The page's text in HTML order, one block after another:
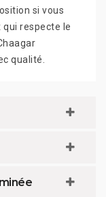
si vous
respecte le
qualité.